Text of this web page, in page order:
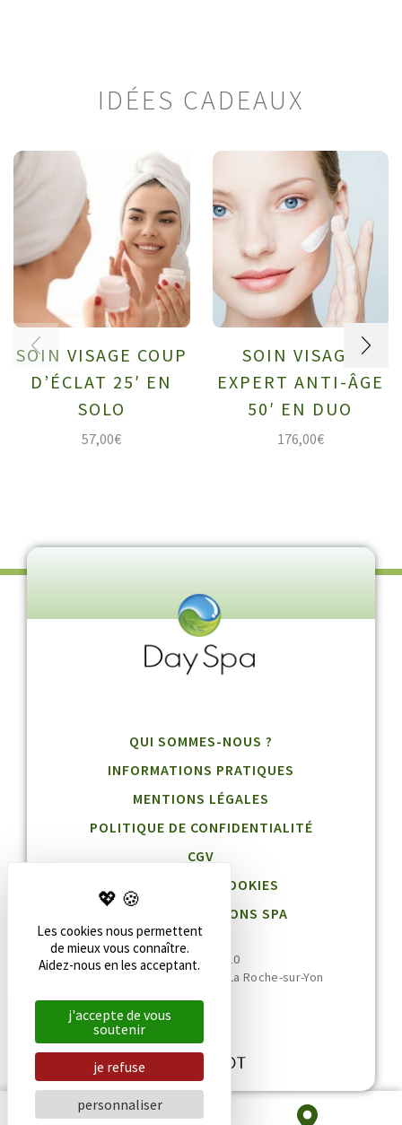
IDÉES CADEAUX
SOIN VISAGE COUP
D’ÉCLAT 25′ EN
SOLO
57,00€
SOIN VISAGE
EXPERT ANTI-ÂGE
50′ EN DUO
176,00€
QUI SOMMES-NOUS ?
INFORMATIONS PRATIQUES
MENTIONS LÉGALES
POLITIQUE DE CONFIDENTIALITÉ
CGV
GESTION DES COOKIES
BLOG DESTINATIONS SPA
02 51 36 95 10
20 rue Jean Jaurès, 85000 La Roche-sur-Yon
Les cookies nous permettent
de mieux vous connaître.
Aidez-nous en les acceptant.
j'accepte de vous
soutenir
je refuse
personnaliser